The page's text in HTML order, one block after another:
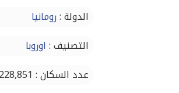
الدولة :رومانيا
التصنيف : اوروبا
عدد السكان : 228,851